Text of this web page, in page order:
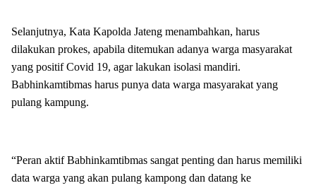
Selanjutnya, Kata Kapolda Jateng menambahkan, harus
dilakukan prokes, apabila ditemukan adanya warga masyarakat
yang positif Covid 19, agar lakukan isolasi mandiri.
Babhinkamtibmas harus punya data warga masyarakat yang
pulang kampung.
“Peran aktif Babhinkamtibmas sangat penting dan harus memiliki
data warga yang akan pulang kampong dan datang ke